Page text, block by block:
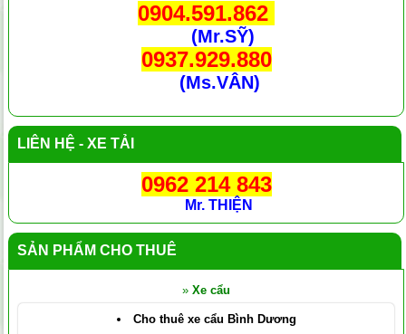
0904.591.862
(Mr.SỸ)
0937.929.880
(Ms.VÂN)
LIÊN HỆ - XE TẢI
0962 214 843
Mr. THIỆN
SẢN PHẨM CHO THUÊ
»Xe cẩu
Cho thuê xe cẩu Bình Dương